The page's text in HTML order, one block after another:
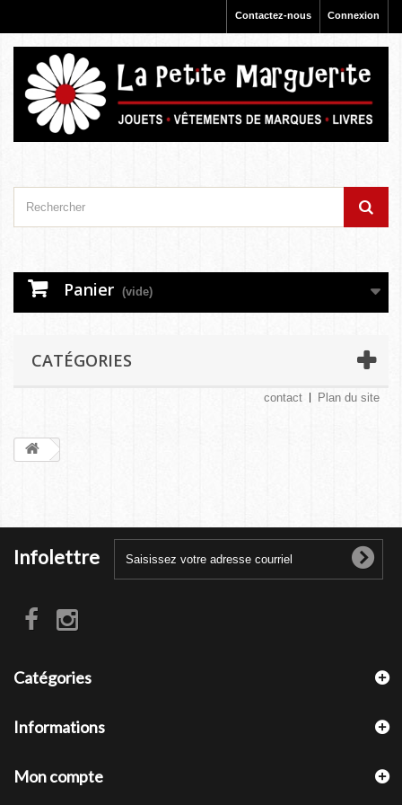
Connexion
Contactez-nous
Panier (vide)
CATÉGORIES
contact Plan du site
Infolettre
Catégories
Informations
Mon compte